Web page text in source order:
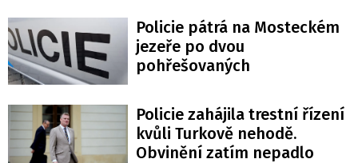
Policie pátrá na Mosteckém
jezeře po dvou
pohřešovaných
Policie zahájila trestní řízení
kvůli Turkově nehodě.
Obvinění zatím nepadlo